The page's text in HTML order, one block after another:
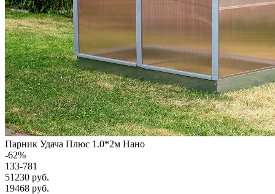
Парник Удача Плюс 1.0*2м Нано
-62%
133-781
51230 руб.
19468 руб.